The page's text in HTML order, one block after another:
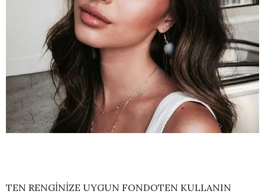
TEN RENGİNİZE UYGUN FONDOTEN KULLANIN